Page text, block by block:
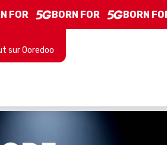
BORN FOR BORN FOR
sur Ooredoo